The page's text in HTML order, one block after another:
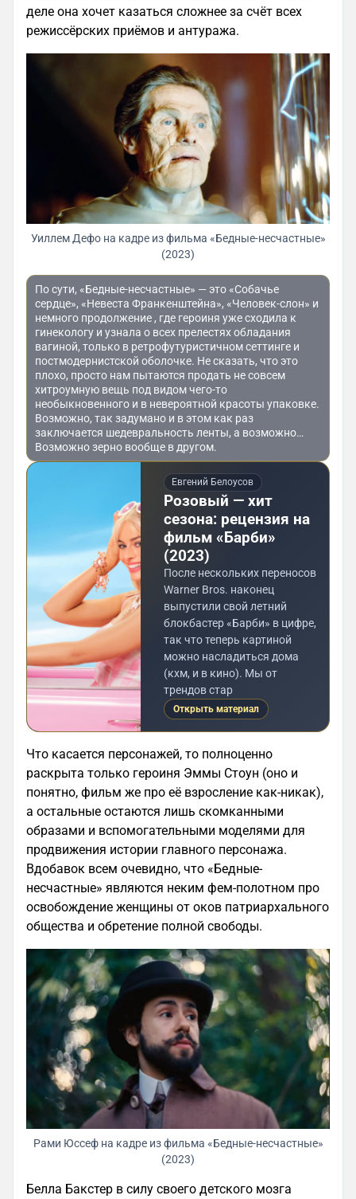
деле она хочет казаться сложнее за счёт всех
режиссёрских приёмов и антуража.
Уиллем Дефо на кадре из фильма «Бедные-несчастные»
(2023)
По сути, «Бедные-несчастные» — это «Собачье
сердце», «Невеста Франкенштейна», «Человек-слон» и
немного продолжение , где героиня уже сходила к
гинекологу и узнала о всех прелестях обладания
вагиной, только в ретрофутуристичном сеттинге и
постмодернистской оболочке. Не сказать, что это
плохо, просто нам пытаются продать не совсем
хитроумную вещь под видом чего-то
необыкновенного и в невероятной красоты упаковке.
Возможно, так задумано и в этом как раз
заключается шедевральность ленты, а возможно…
Возможно зерно вообще в другом.
Евгений Белоусов
Розовый — хит
сезона: рецензия на
фильм «Барби»
(2023)
После нескольких переносов
Warner Bros. наконец
выпустили свой летний
блокбастер «Барби» в цифре,
так что теперь картиной
можно насладиться дома
(кхм, и в кино). Мы от
трендов стар
Открыть материал
Что касается персонажей, то полноценно
раскрыта только героиня Эммы Стоун (оно и
понятно, фильм же про её взросление как-никак),
а остальные остаются лишь скомканными
образами и вспомогательными моделями для
продвижения истории главного персонажа.
Вдобавок всем очевидно, что «Бедные-
несчастные» являются неким фем-полотном про
освобождение женщины от оков патриархального
общества и обретение полной свободы.
Рами Юссеф на кадре из фильма «Бедные-несчастные»
(2023)
Белла Бакстер в силу своего детского мозга